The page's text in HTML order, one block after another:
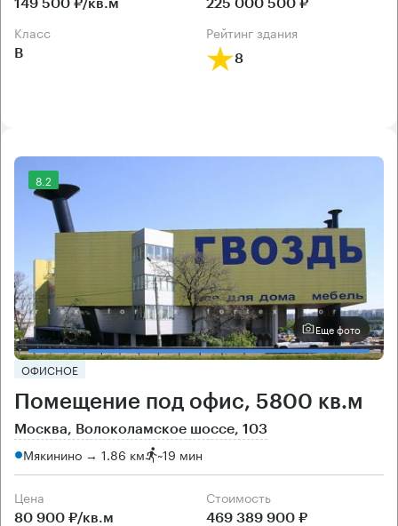
149 500 ₽/кв.м 225 000 500 ₽
класс
B
рейтинг здания
8
8.2
Еще фото
ОФИСНОЕ
Помещение под офис, 5800 кв.м
Москва, Волоколамское шоссе, 103
Мякинино → 1.86 км ~19 мин
Цена
80 900 ₽/кв.м
Cтоимость
469 389 900 ₽